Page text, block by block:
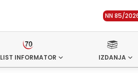
NN 85/
LIST INFORMATOR IZDANJA